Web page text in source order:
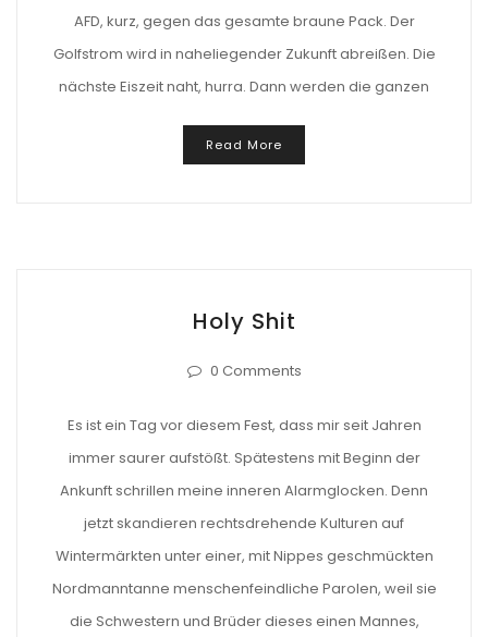
AFD, kurz, gegen das gesamte braune Pack. Der
Golfstrom wird in naheliegender Zukunft abreißen. Die
nächste Eiszeit naht, hurra. Dann werden die ganzen
Read More
Holy Shit
0 Comments
Es ist ein Tag vor diesem Fest, dass mir seit Jahren
immer saurer aufstößt. Spätestens mit Beginn der
Ankunft schrillen meine inneren Alarmglocken. Denn
jetzt skandieren rechtsdrehende Kulturen auf
Wintermärkten unter einer, mit Nippes geschmückten
Nordmanntanne menschenfeindliche Parolen, weil sie
die Schwestern und Brüder dieses einen Mannes,